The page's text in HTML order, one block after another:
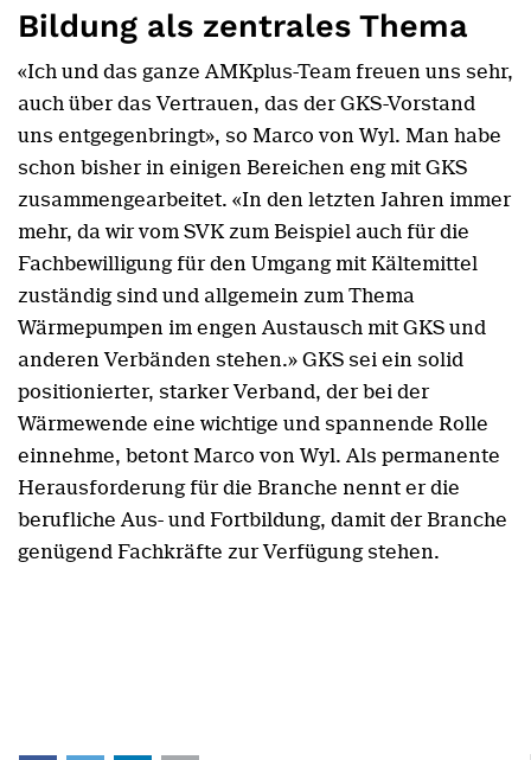
Bildung als zentrales Thema
«Ich und das ganze AMKplus-Team freuen uns sehr,
auch über das Vertrauen, das der GKS-Vorstand
uns entgegenbringt», so Marco von Wyl. Man habe
schon bisher in einigen Bereichen eng mit GKS
zusammengearbeitet. «In den letzten Jahren immer
mehr, da wir vom SVK zum Beispiel auch für die
Fachbewilligung für den Umgang mit Kältemittel
zuständig sind und allgemein zum Thema
Wärmepumpen im engen Austausch mit GKS und
anderen Verbänden stehen.» GKS sei ein solid
positionierter, starker Verband, der bei der
Wärmewende eine wichtige und spannende Rolle
einnehme, betont Marco von Wyl. Als permanente
Herausforderung für die Branche nennt er die
berufliche Aus- und Fortbildung, damit der Branche
genügend Fachkräfte zur Verfügung stehen.